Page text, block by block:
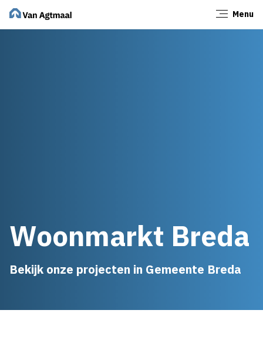
Menu
Woonmarkt Breda
Bekijk onze projecten in Gemeente Breda
Sluiten